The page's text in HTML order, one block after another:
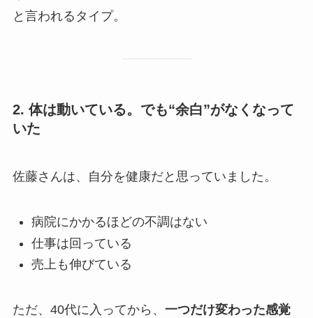
と言われるタイプ。
2. 体は動いている。でも“余白”がなくなって
いた
佐藤さんは、自分を健康だと思っていました。
病院にかかるほどの不調はない
仕事は回っている
売上も伸びている
ただ、40代に入ってから、 一つだけ変わった感覚